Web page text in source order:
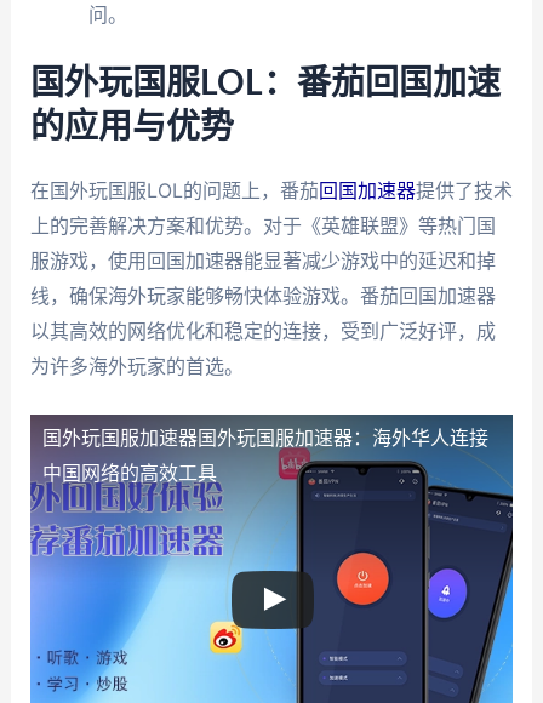
问。
国外玩国服LOL：番茄回国加速
的应用与优势
在国外玩国服LOL的问题上，番茄回国加速器提供了技术
上的完善解决方案和优势。对于《英雄联盟》等热门国
服游戏，使用回国加速器能显著减少游戏中的延迟和掉
线，确保海外玩家能够畅快体验游戏。番茄回国加速器
以其高效的网络优化和稳定的连接，受到广泛好评，成
为许多海外玩家的首选。
国外玩国服加速器国外玩国服加速器：海外华人连接
中国网络的高效工具